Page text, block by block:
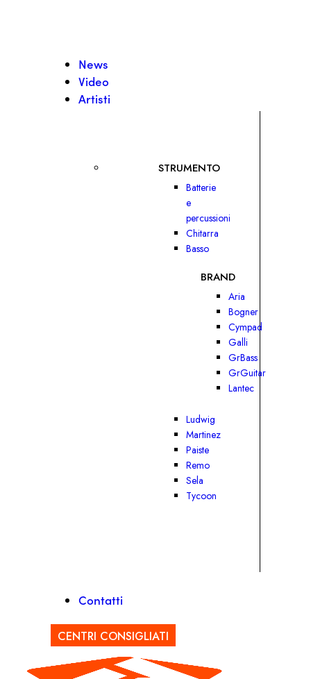
News
Video
Artisti
STRUMENTO
Batterie
e
percussioni
Chitarra
Basso
BRAND
Aria
Bogner
Cympad
Galli
GrBass
GrGuitar
Lantec
Ludwig
Martinez
Paiste
Remo
Sela
Tycoon
Contatti
CENTRI CONSIGLIATI